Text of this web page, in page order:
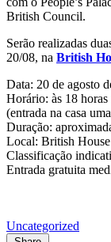
British Council.
Serão realizadas
20/08, na British
Data: 20 de agosto
Horário: às 18 horas
(entrada na casa
Duração:
Local: British
Classificação
Entrada gratuita
Uncategorized